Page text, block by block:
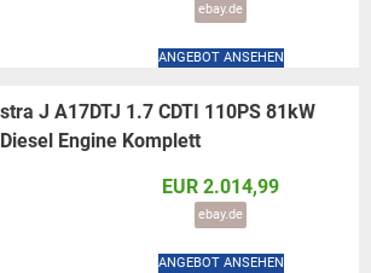
ebay.de
ANGEBOT ANSEHEN
J A17DTJ 1.7 CDTI 110PS 81kW
Diesel Engine Komplett
EUR 2.014,99
ebay.de
ANGEBOT ANSEHEN